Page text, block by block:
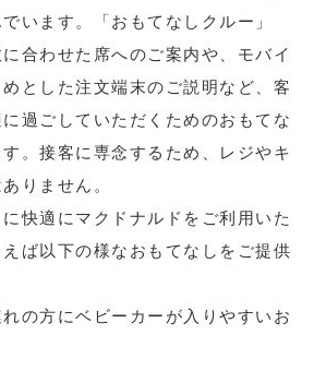
でいます。「おもてなしクルー」
合わせた席へのご案内や、モバイ
とした注文端末のご説明など、客
過ごしていただくためのおもてな
。接客に専念するため、レジやキ
りません。
快適にマクドナルドをご利用いた
ば以下の様なおもてなしをご提供
れの方にベビーカーが入りやすいお